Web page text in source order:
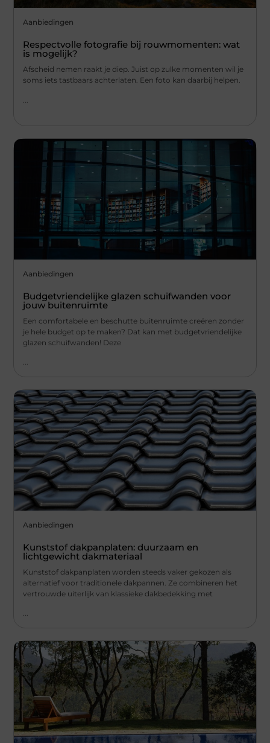
Aanbiedingen
Respectvolle fotografie bij rouwmomenten: wat
is mogelijk?
Afscheid nemen raakt je diep. Juist op zulke momenten wil je
soms iets tastbaars achterlaten. Een foto kan daarbij helpen.
Aanbiedingen
Budgetvriendelijke glazen schuifwanden voor
jouw buitenruimte
Een comfortabele en beschutte buitenruimte creëren zonder
je hele budget op te maken? Dat kan met budgetvriendelijke
glazen schuifwanden! Deze
Aanbiedingen
Kunststof dakpanplaten: duurzaam en
lichtgewicht dakmateriaal
Kunststof dakpanplaten worden steeds vaker gekozen als
alternatief voor traditionele dakpannen. Ze combineren het
vertrouwde uiterlijk van klassieke dakbedekking met
...